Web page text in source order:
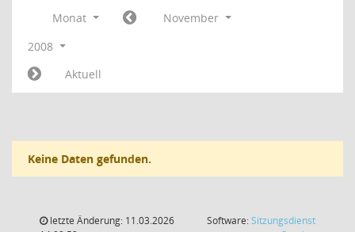
Monat
November
2008
Aktuell
Keine Daten gefunden.
letzte Änderung: 11.03.2026
Software:Sitzungsdienst